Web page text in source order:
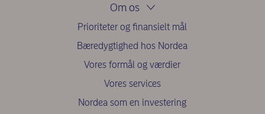
Om os
Prioriteter og finansielt mål
Bæredygtighed hos Nordea
Vores formål og værdier
Vores services
Nordea som en investering